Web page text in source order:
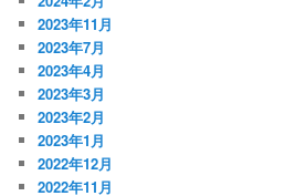
2023年11月
2023年7月
2023年4月
2023年3月
2023年2月
2023年1月
2022年12月
2022年11月